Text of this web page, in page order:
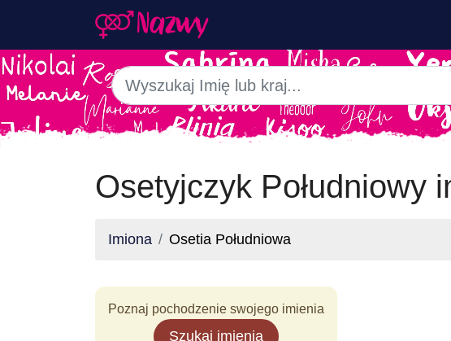
Osetyjczyk Południowy
Imiona Osetia Południowa
Poznaj pochodzenie swojego imienia
Szukaj imienia